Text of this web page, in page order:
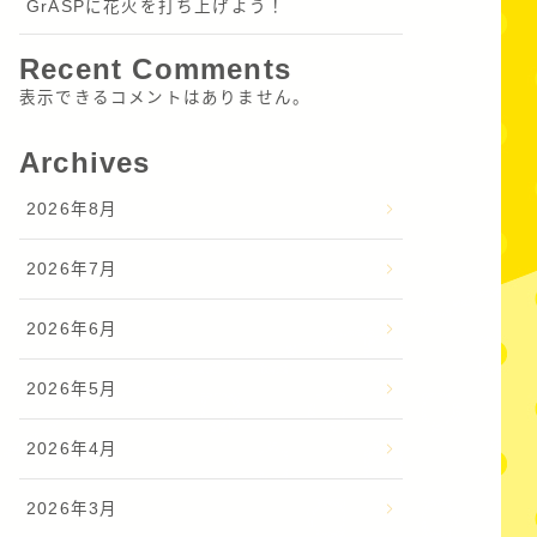
GrASPに花火を打ち上げよう！
Recent Comments
表示できるコメントはありません。
Archives
2026年8月
2026年7月
2026年6月
2026年5月
2026年4月
2026年3月